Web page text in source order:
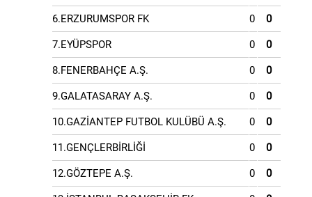
6.ERZURUMSPOR FK 0 0
7.EYÜPSPOR 0 0
8.FENERBAHÇE A.Ş. 0 0
9.GALATASARAY A.Ş. 0 0
10.GAZİANTEP FUTBOL KULÜBÜ A.Ş. 0 0
11.GENÇLERBİRLİĞİ 0 0
12.GÖZTEPE A.Ş. 0 0